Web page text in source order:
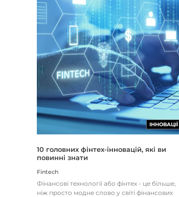
ІННОВАЦІЇ
10 головних фінтех-інновацій, які ви
повинні знати
Fintech
Фінансові технології або фінтех - це більше,
ніж просто модне слово у світі фінансових